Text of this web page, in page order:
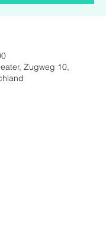
Zugweg 10,